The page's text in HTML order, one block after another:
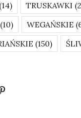
(14) TRUSKAWKI
(10) WEGAŃSKIE
(150)